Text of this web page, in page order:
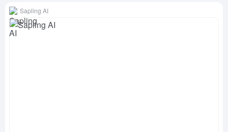
Sapling AI